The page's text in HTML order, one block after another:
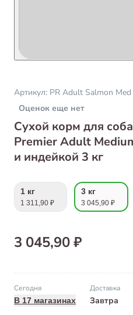
Артикул: PR Adult Salmon
Оценок еще нет
Сухой корм для
Premier Adult
и индейкой 3 кг
1 кг
1 311,90 ₽
3 кг
3 045,90 ₽
3 045,90 ₽
Сегодня
В 17 магазинах
Доставка
Завтра